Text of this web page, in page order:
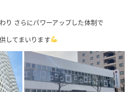
り さらにパワーアップした体制で
してまいります